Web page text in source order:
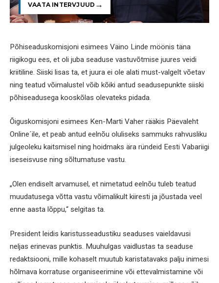
VAATA INTERVJUUD
Põhiseaduskomisjoni esimees Väino Linde möönis täna
riigikogu ees, et oli juba seaduse vastuvõtmise juures veidi
kriitiline. Siiski lisas ta, et juura ei ole alati must-valgelt võetav
ning teatud võimalustel võib kõiki antud seadusepunkte siiski
põhiseadusega kooskõlas olevateks pidada.
Õiguskomisjoni esimees Ken-Marti Vaher rääkis Päevaleht
Online´ile, et peab antud eelnõu oluliseks sammuks rahvusliku
julgeoleku kaitsmisel ning hoidmaks ära ründeid Eesti Vabariigi
iseseisvuse ning sõltumatuse vastu.
„Olen endiselt arvamusel, et nimetatud eelnõu tuleb teatud
muudatusega võtta vastu võimalikult kiiresti ja jõustada veel
enne aasta lõppu,“ selgitas ta.
President leidis karistusseadustiku seaduses vaieldavusi
neljas erinevas punktis. Muuhulgas vaidlustas ta seaduse
redaktsiooni, mille kohaselt muutub karistatavaks palju inimesi
hõlmava korratuse organiseerimine või ettevalmistamine või